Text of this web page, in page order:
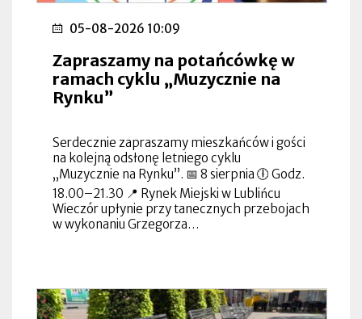
05-08-2026 10:09
Zapraszamy na potańcówkę w
ramach cyklu „Muzycznie na
Rynku”
Serdecznie zapraszamy mieszkańców i gości
na kolejną odsłonę letniego cyklu
„Muzycznie na Rynku”. 📅 8 sierpnia 🕕 Godz.
18.00–21.30 📍 Rynek Miejski w Lublińcu
Wieczór upłynie przy tanecznych przebojach
w wykonaniu Grzegorza…